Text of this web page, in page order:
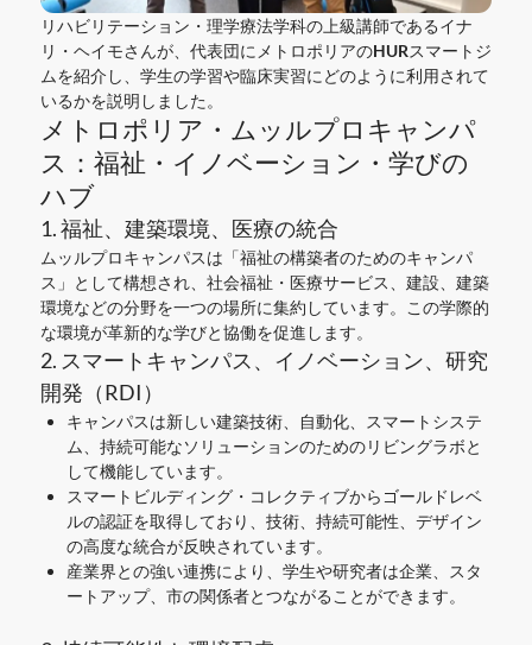
リハビリテーション・理学療法学科の上級講師であるイナ
リ・ヘイモさんが、代表団にメトロポリアのHURスマートジ
ムを紹介し、学生の学習や臨床実習にどのように利用されて
いるかを説明しました。
メトロポリア・ムッルプロキャンパ
ス：福祉・イノベーション・学びの
ハブ
1. 福祉、建築環境、医療の統合
ムッルプロキャンパスは「福祉の構築者のためのキャンパ
ス」として構想され、社会福祉・医療サービス、建設、建築
環境などの分野を一つの場所に集約しています。この学際的
な環境が革新的な学びと協働を促進します。
2. スマートキャンパス、イノベーション、研究
開発（RDI）
キャンパスは新しい建築技術、自動化、スマートシステ
ム、持続可能なソリューションのためのリビングラボと
して機能しています。
スマートビルディング・コレクティブからゴールドレベ
ルの認証を取得しており、技術、持続可能性、デザイン
の高度な統合が反映されています。
産業界との強い連携により、学生や研究者は企業、スタ
ートアップ、市の関係者とつながることができます。